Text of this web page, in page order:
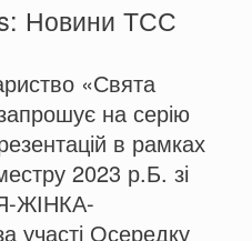
Новини ТСС
«Свята
на серію
в рамках
2023 р.Б. зі
ЖІНКА-
участі Осередку